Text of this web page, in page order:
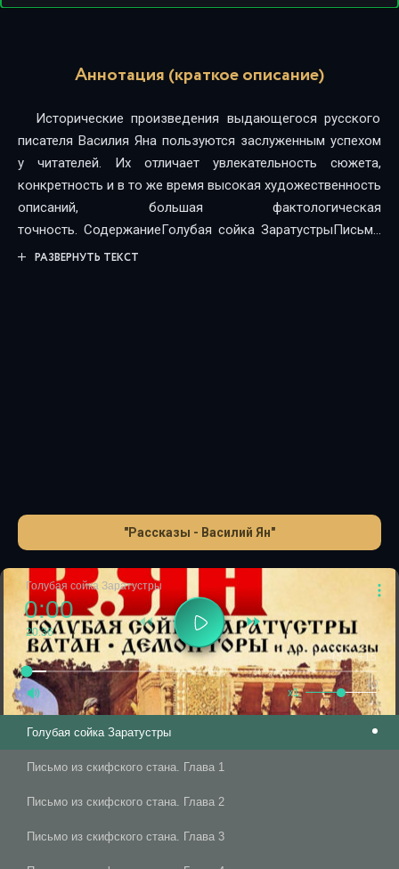
Аннотация (краткое описание)
Исторические произведения выдающегося русского
писателя Василия Яна пользуются заслуженным успехом
у читателей. Их отличает увлекательность сюжета,
конкретность и в то же время высокая художественность
описаний, большая фактологическая
точность. СодержаниеГолубая сойка ЗаратустрыПисьмо
из скифского станаВатанДемон горыАфганские
РАЗВЕРНУТЬ ТЕКСТ
"Рассказы - Василий Ян"
Голубая сойка Заратустры
0:00
20:36
1.0
x1
-15 +15
Голубая сойка Заратустры
Письмо из скифского стана. Глава 1
Письмо из скифского стана. Глава 2
Письмо из скифского стана. Глава 3